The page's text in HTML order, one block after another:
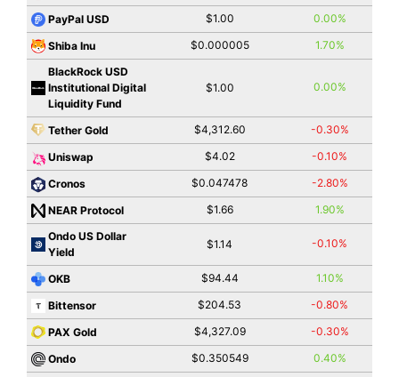
PayPal USD $1.00 0.00%
Shiba Inu $0.000005
1.70%
BlackRock USD
Institutional Digital
Liquidity Fund
$1.00 0.00%
Tether Gold $4,312.60 -0.30%
Uniswap $4.02 -0.10%
Cronos $0.047478 -2.80%
NEAR Protocol $1.66
1.90%
Ondo US Dollar
Yield
$1.14 -0.10%
OKB $94.44 1.10%
Bittensor $204.53 -0.80%
PAX Gold $4,327.09 -0.30%
Ondo $0.350549
0.40%